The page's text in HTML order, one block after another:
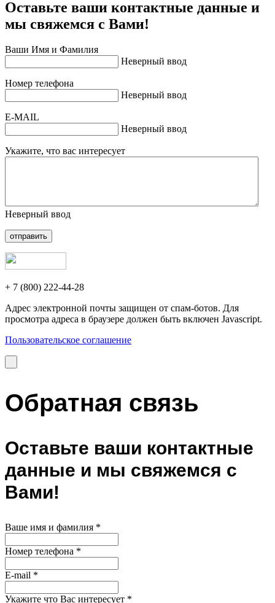
Оставьте ваши контактные данные и
мы свяжемся с Вами!
Ваши Имя и Фамилия
Неверный ввод
Номер телефона
Неверный ввод
E-MAIL
Неверный ввод
Укажите, что вас интересует
Неверный ввод
отправить
+ 7 (800) 222-44-28
Адрес электронной почты защищен от спам-ботов. Для
просмотра адреса в браузере должен быть включен Javascript.
Пользовательское соглашение
Обратная связь
Оставьте ваши контактные
данные и мы свяжемся с
Вами!
Ваше имя и фамилия *
Номер телефона *
E-mail *
Укажите что Вас интересует *